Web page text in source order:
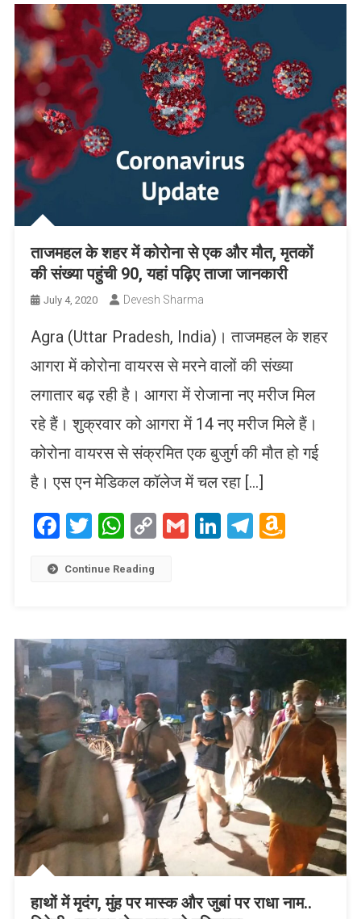
ताजमहल के शहर में कोरोना से एक और मौत, मृतकों
की संख्या पहुंची 90, यहां पढ़िए ताजा जानकारी
July 4, 2020 Devesh Sharma
Agra (Uttar Pradesh, India)। ताजमहल के शहर
आगरा में कोरोना वायरस से मरने वालों की संख्या
लगातार बढ़ रही है। आगरा में रोजाना नए मरीज मिल
रहे हैं। शुक्रवार को आगरा में 14 नए मरीज मिले हैं।
कोरोना वायरस से संक्रमित एक बुजुर्ग की मौत हो गई
है। एस एन मेडिकल कॉलेज में चल रहा […]
Facebook
Twitter
WhatsApp
CopyGmailLinkedIn
Telegram
Continue Reading
हाथों में मृदंग, मुंह पर मास्क और जुबां पर राधा नाम..